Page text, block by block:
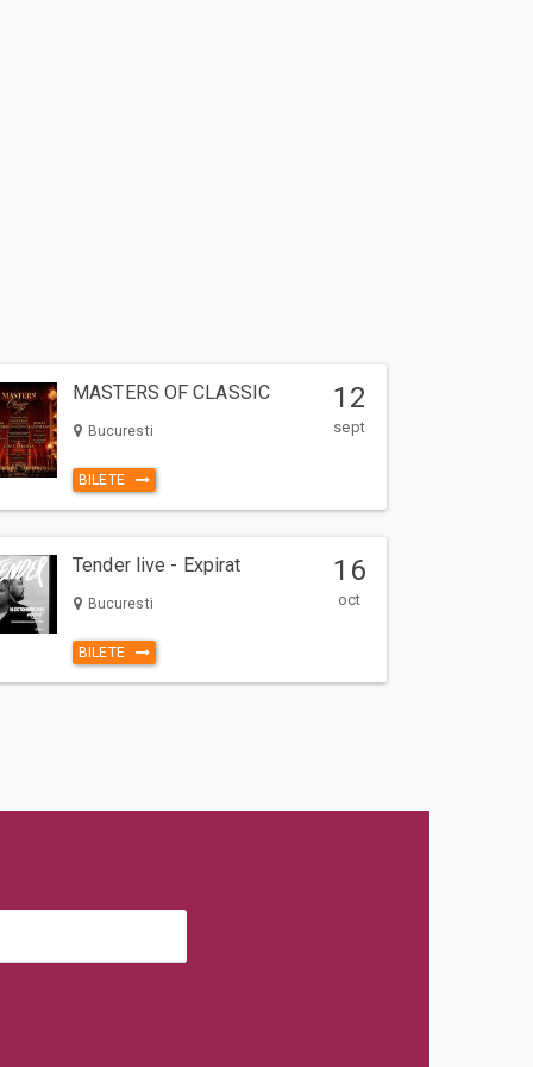
MASTERS OF CLASSIC
Bucuresti
BILETE
12
sept
Tender live - Expirat
Bucuresti
BILETE
16
oct